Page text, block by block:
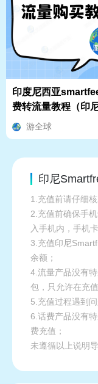
印度尼西亚
费转流量教程（印
量）游全球
印尼
1.充值前请仔细
2.充值前确保手
入手机内，手机
3.充值印尼
余额；
4.流量产品没有
包，只允许在充
5.充值过程遇到
6.话费产品没有
费充值；
未遵循以上说明